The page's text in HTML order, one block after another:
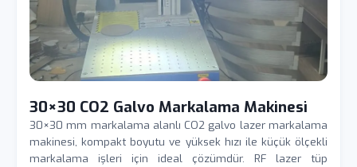
30×30 CO2 Galvo Markalama Makinesi
30×30 mm markalama alanlı CO2 galvo lazer markalama
makinesi, kompakt boyutu ve yüksek hızı ile küçük ölçekli
markalama işleri için ideal çözümdür. RF lazer tüp